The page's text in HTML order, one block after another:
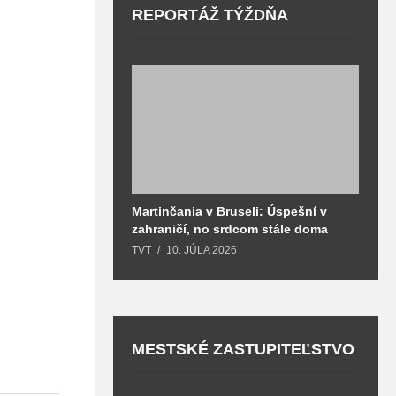
REPORTÁŽ TÝŽDŇA
Martinčania v Bruseli: Úspešní v
zahraničí, no srdcom stále doma
TVT 10. JÚLA 2026
MESTSKÉ ZASTUPITEĽSTVO